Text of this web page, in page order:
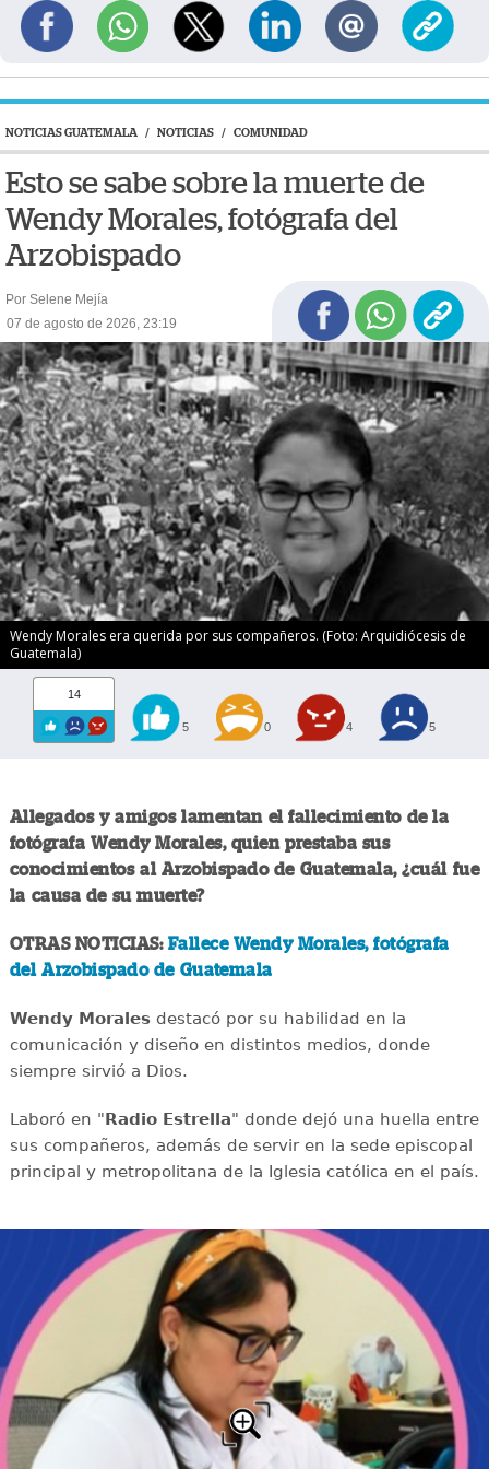
NOTICIAS GUATEMALA / NOTICIAS / COMUNIDAD
Esto se sabe sobre la muerte de
Wendy Morales, fotógrafa del
Arzobispado
Por Selene Mejía
07 de agosto de 2026, 23:19
Wendy Morales era querida por sus compañeros. (Foto: Arquidiócesis de
Guatemala)
14
5 0 4 5
Allegados y amigos lamentan el fallecimiento de la
fotógrafa Wendy Morales, quien prestaba sus
conocimientos al Arzobispado de Guatemala, ¿cuál fue
la causa de su muerte?
OTRAS NOTICIAS: Fallece Wendy Morales, fotógrafa
del Arzobispado de Guatemala
Wendy Moralesdestacó por su habilidad en la
comunicación y diseño en distintos medios, donde
siempre sirvió a Dios.
Laboró en "Radio Estrella" donde dejó una huella entre
sus compañeros, además de servir en la sede episcopal
principal y metropolitana de la Iglesia católica en el país.